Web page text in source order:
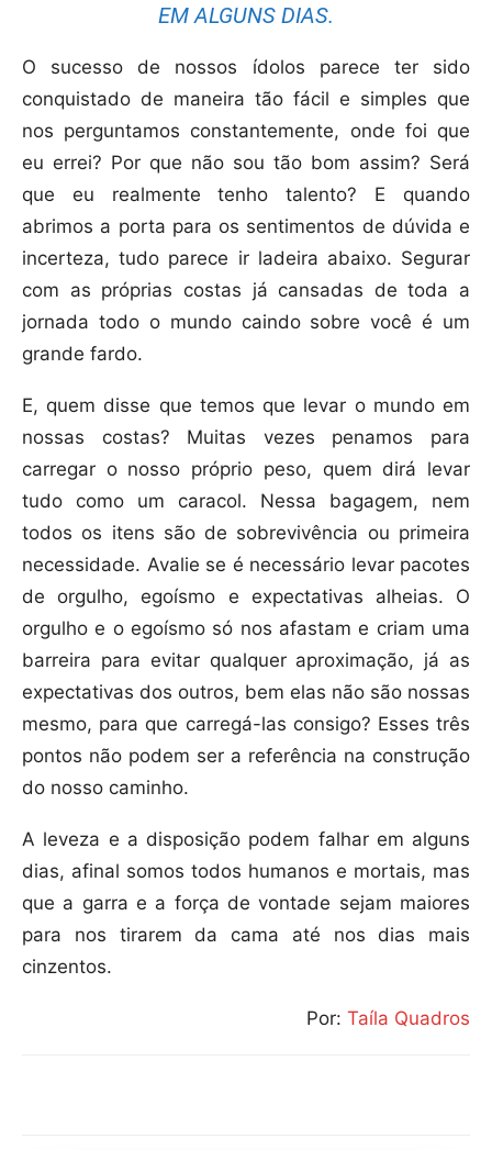
EM ALGUNS DIAS.
O sucesso de nossos ídolos parece ter sido
conquistado de maneira tão fácil e simples que
nos perguntamos constantemente, onde foi que
eu errei? Por que não sou tão bom assim? Será
que eu realmente tenho talento? E quando
abrimos a porta para os sentimentos de dúvida e
incerteza, tudo parece ir ladeira abaixo. Segurar
com as próprias costas já cansadas de toda a
jornada todo o mundo caindo sobre você é um
grande fardo.
E, quem disse que temos que levar o mundo em
nossas costas? Muitas vezes penamos para
carregar o nosso próprio peso, quem dirá levar
tudo como um caracol. Nessa bagagem, nem
todos os itens são de sobrevivência ou primeira
necessidade. Avalie se é necessário levar pacotes
de orgulho, egoísmo e expectativas alheias. O
orgulho e o egoísmo só nos afastam e criam uma
barreira para evitar qualquer aproximação, já as
expectativas dos outros, bem elas não são nossas
mesmo, para que carregá-las consigo? Esses três
pontos não podem ser a referência na construção
do nosso caminho.
A leveza e a disposição podem falhar em alguns
dias, afinal somos todos humanos e mortais, mas
que a garra e a força de vontade sejam maiores
para nos tirarem da cama até nos dias mais
cinzentos.
Por: Taíla Quadros